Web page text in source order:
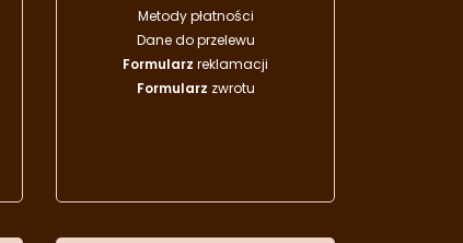
Metody płatności
Dane do przelewu
Formularz reklamacji
Formularz zwrotu